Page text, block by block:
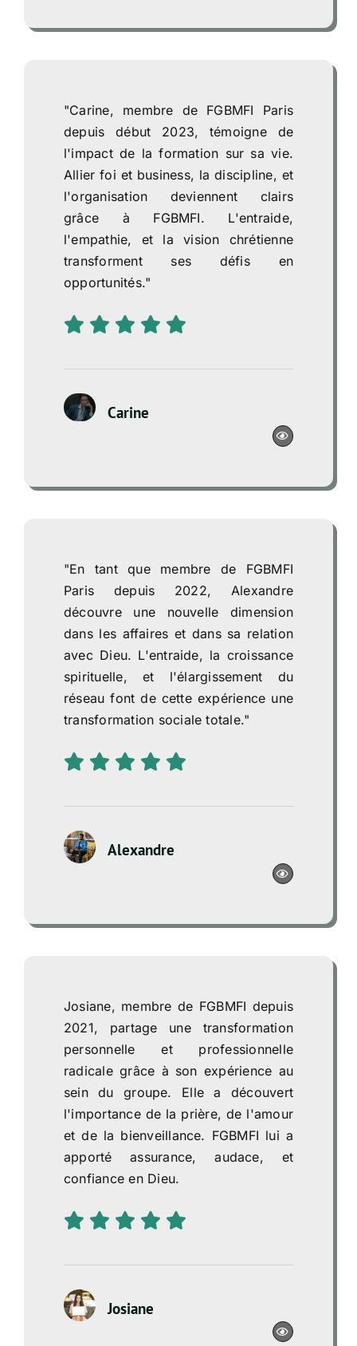
"Carine, membre de FGBMFI Paris
depuis début 2023, témoigne de
l'impact de la formation sur sa vie.
Allier foi et business, la discipline, et
l'organisation deviennent clairs
grâce à FGBMFI. L'entraide,
l'empathie, et la vision chrétienne
transforment ses défis en
opportunités."
Carine
"En tant que membre de FGBMFI
Paris depuis 2022, Alexandre
découvre une nouvelle dimension
dans les affaires et dans sa relation
avec Dieu. L'entraide, la croissance
spirituelle, et l'élargissement du
réseau font de cette expérience une
transformation sociale totale."
Alexandre
Josiane, membre de FGBMFI depuis
2021, partage une transformation
personnelle et professionnelle
radicale grâce à son expérience au
sein du groupe. Elle a découvert
l'importance de la prière, de l'amour
et de la bienveillance. FGBMFI lui a
apporté assurance, audace, et
confiance en Dieu.
Josiane